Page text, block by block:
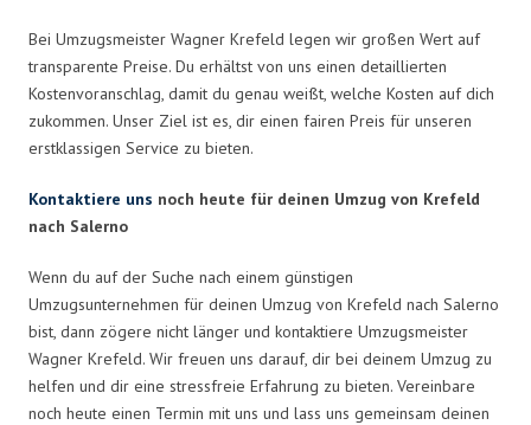
Bei Umzugsmeister Wagner Krefeld legen wir großen Wert auf
transparente Preise. Du erhältst von uns einen detaillierten
Kostenvoranschlag, damit du genau weißt, welche Kosten auf dich
zukommen. Unser Ziel ist es, dir einen fairen Preis für unseren
erstklassigen Service zu bieten.
Kontaktiere uns noch heute für deinen Umzug von Krefeld
nach Salerno
Wenn du auf der Suche nach einem günstigen
Umzugsunternehmen für deinen Umzug von Krefeld nach Salerno
bist, dann zögere nicht länger und kontaktiere Umzugsmeister
Wagner Krefeld. Wir freuen uns darauf, dir bei deinem Umzug zu
helfen und dir eine stressfreie Erfahrung zu bieten. Vereinbare
noch heute einen Termin mit uns und lass uns gemeinsam deinen